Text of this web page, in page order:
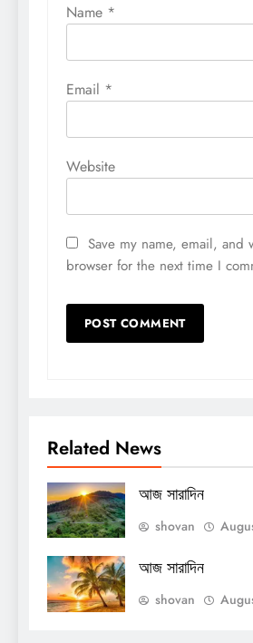
Name *
Email *
Website
Save my name, email, and
browser for the next time I
Related News
আজ সারাদিন
shovan
আজ সারাদিন
shovan